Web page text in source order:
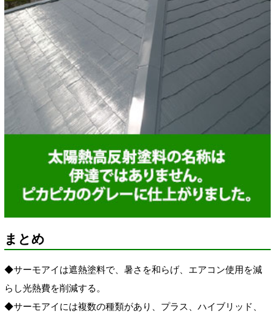
まとめ
◆サーモアイは遮熱塗料で、暑さを和らげ、エアコン使用を減
らし光熱費を削減する。
◆サーモアイには複数の種類があり、プラス、ハイブリッド、